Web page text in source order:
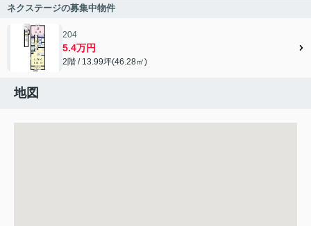
ネクステージの募集中物件
204
5.4万円
2階 / 13.99坪(46.28㎡)
地図